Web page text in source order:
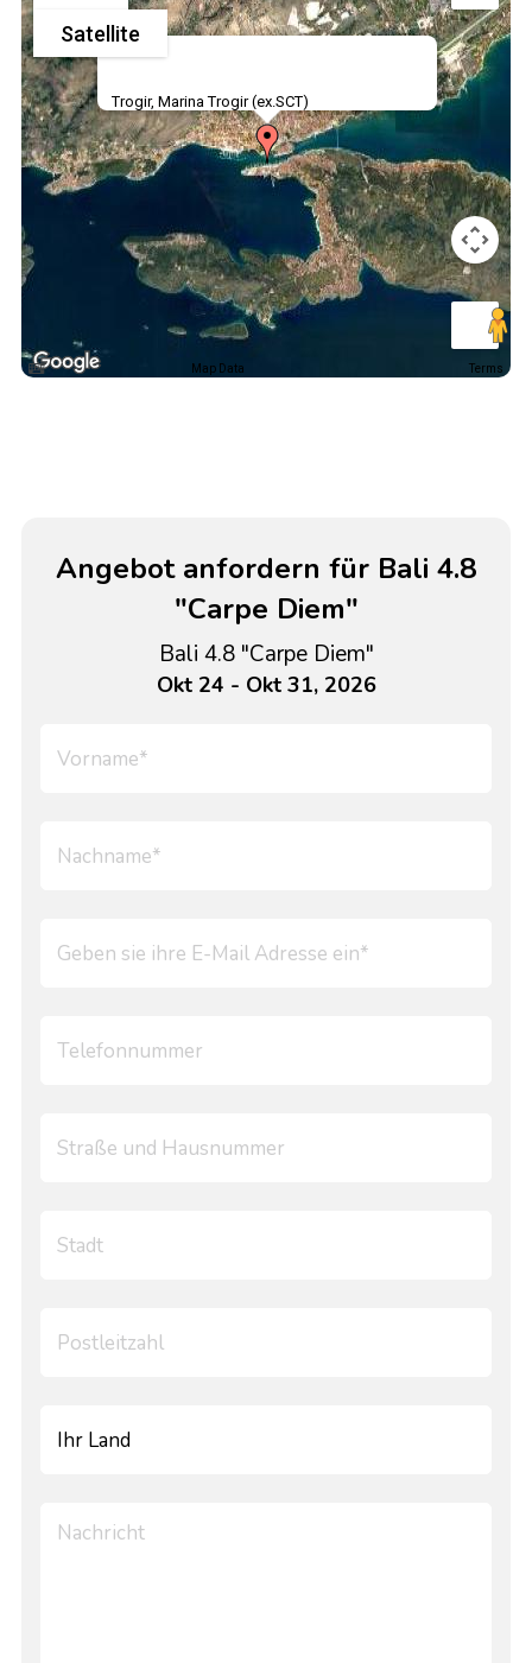
Trogir, Marina Trogir (ex.SCT)
Satellite
Map Data Terms
Angebot anfordern für Bali 4.8
"Carpe Diem"
Bali 4.8 "Carpe Diem"
Okt 24 - Okt 31, 2026